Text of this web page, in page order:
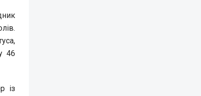
46
із